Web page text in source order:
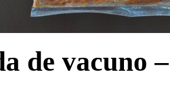
de vacuno